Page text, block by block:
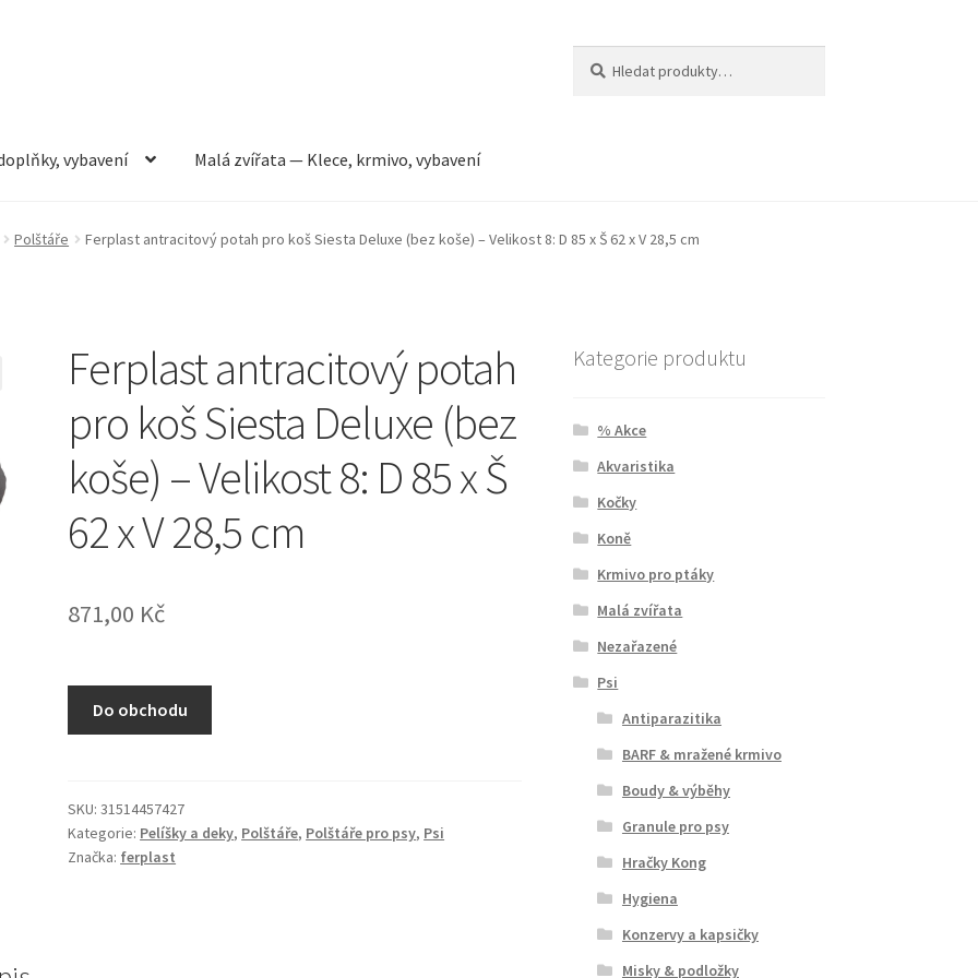
vybavení Malá zvířata — Klece, krmivo, vybavení
vybavení Můj účet Obchod Pokladna Vše pro kočky
Polštáře Ferplast antracitový potah pro koš Siesta Deluxe (bez koše) – Velikost 8: D 85 x Š 62 x V 28,5 cm
Ferplast antracitový potah
pro koš Siesta Deluxe (bez
koše) – Velikost 8: D 85 x Š
62 x V 28,5 cm
871,00 Kč
Do obchodu
SKU:31514457427
Kategorie: Pelíšky a deky, Polštáře, Polštáře pro psy, Psi
Značka: ferplast
Kategorie produktu
% Akce
Akvaristika
Kočky
Koně
Krmivo pro ptáky
Malá zvířata
Nezařazené
Psi
Antiparazitika
BARF & mražené krmivo
Boudy & výběhy
Granule pro psy
Hračky Kong
Hygiena
Konzervy a kapsičky
Misky & podložky